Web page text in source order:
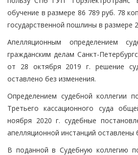
обучение в размере 86 789 руб. 78
государственной пошлины в размере
Апелляционным определением
гражданским делам Санкт-
от 28 октября 2019 г. решение
оставлено без изменения.
Определением судебной коллегии
Третьего кассационного суда
ноября 2020 г. судебные
апелляционной инстанций оставлены
В поданной в Судебную коллегию